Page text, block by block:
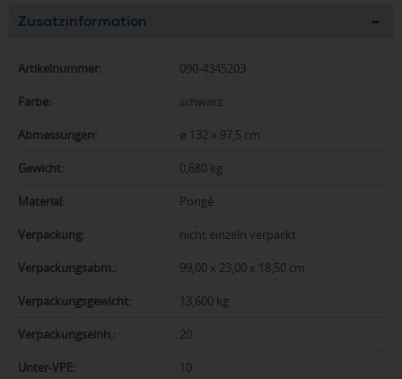
Zusatzinformation
Artikelnummer: 090-4345203
Farbe: schwarz
Abmessungen: ø 132 x 97,5 cm
Gewicht: 0,680 kg
Material: Pongé
Verpackung: nicht einzeln verpackt
Verpackungsabm.: 99,00 x 23,00 x 18,50 cm
Verpackungsgewicht: 13,600 kg
Verpackungseinh.: 20
Unter-VPE: 10